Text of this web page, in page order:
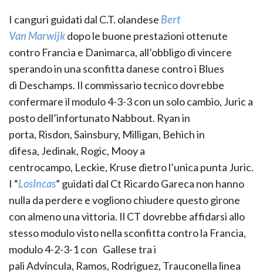
I canguri guidati dal C.T. olandeseBert
VanMarwijkdopo le buone prestazioni ottenute
contro Francia e Danimarca, all’obbligo di vincere
sperando in una sconfitta danese contro i Blues
di Deschamps. Il commissario tecnico dovrebbe
confermare il modulo 4-3-3 con un solo cambio, Jurica
posto dell’infortunato Nabbout. Ryanin
porta, Risdon,Sainsbury, Milligan, Behichin
difesa, Jedinak, Rogic, Mooya
centrocampo, Leckie, Kruse dietro l’unica punta Juric.
I “LosIncas” guidati dal Ct RicardoGareca non hanno
nulla da perdere e vogliono chiudere questo girone
con almeno una vittoria. Il CT dovrebbe affidarsi allo
stesso modulovisto nella sconfitta contro la Francia,
modulo 4-2-3-1 con Gallesetra i
paliAdvíncula, Ramos, Rodriguez, Trauconella linea